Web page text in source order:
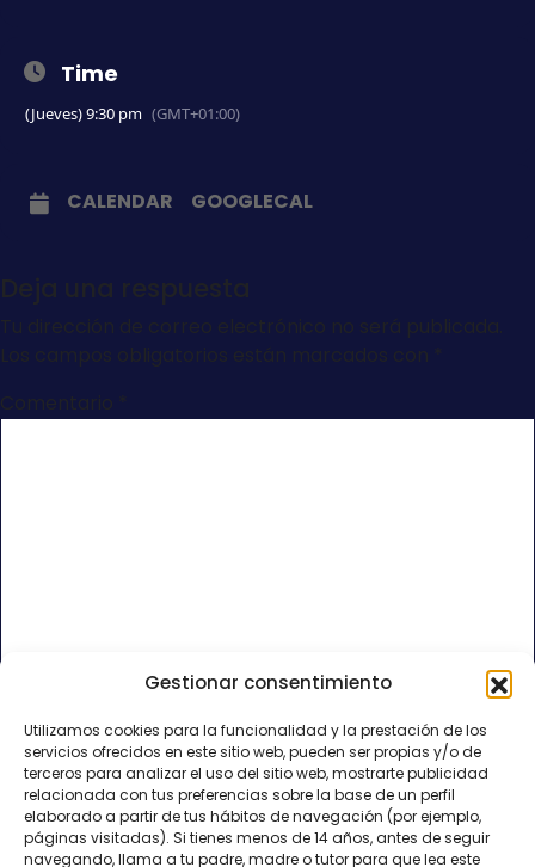
Gestionar consentimiento
Utilizamos cookies para la funcionalidad y la prestación de los
servicios ofrecidos en este sitio web, pueden ser propias y/o de
terceros para analizar el uso del sitio web, mostrarte publicidad
relacionada con tus preferencias sobre la base de un perfil
elaborado a partir de tus hábitos de navegación (por ejemplo,
páginas visitadas). Si tienes menos de 14 años, antes de seguir
navegando, llama a tu padre, madre o tutor para que lea este
Time
(Jueves) 9:30 pm (GMT+01:00)
CALENDAR GOOGLECAL
Correo electrónico*
Web